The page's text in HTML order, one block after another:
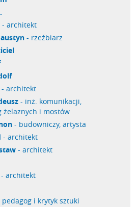
- architekt
- rzeźbiarz
- architekt
- inż. komunikacji,
żelaznych i mostów
- budowniczy, artysta
- architekt
- architekt
- architekt
pedagog i krytyk sztuki